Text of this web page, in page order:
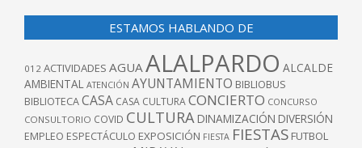
ESTAMOS HABLANDO DE
012 ACTIVIDADES AGUAALALPARDO ALCALDE
AMBIENTAL ATENCIÓN AYUNTAMIENTO BIBLIOBUS
BIBLIOTECACASA CASA CULTURACONCIERTO CONCURSO
CONSULTORIO COVID CULTURA DINAMIZACIÓN DIVERSIÓN
EMPLEO ESPECTÁCULO EXPOSICIÓN FIESTA FIESTAS FUTBOL